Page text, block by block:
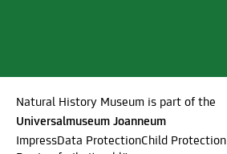
Natural History Museum is part of the
Universalmuseum Joanneum
ImpressData ProtectionChild Protection